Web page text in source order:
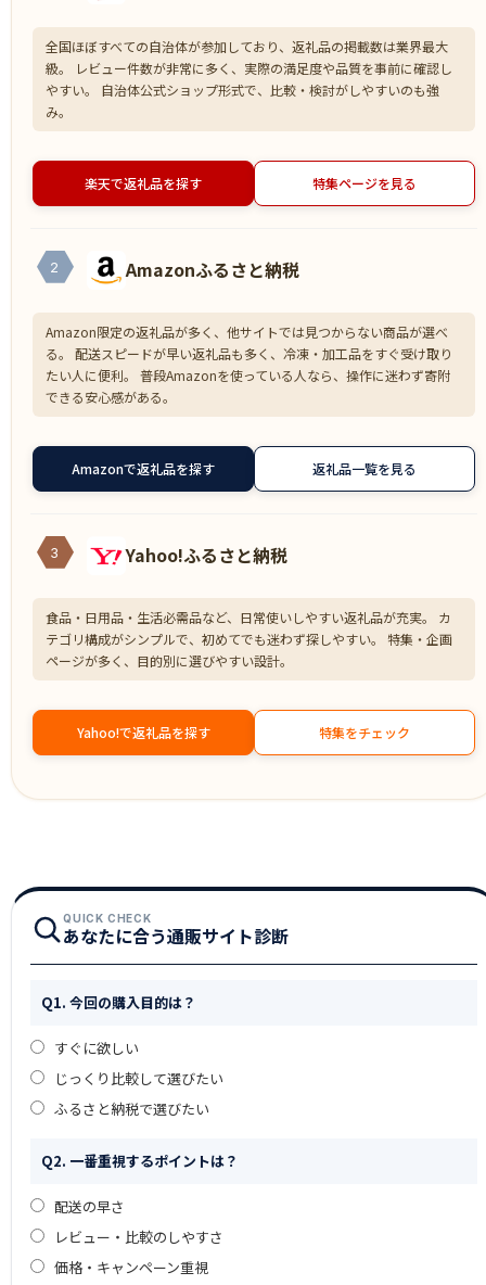
全国ほぼすべての自治体が参加しており、返礼品の掲載数は業界最大
級。 レビュー件数が非常に多く、実際の満足度や品質を事前に確認し
やすい。 自治体公式ショップ形式で、比較・検討がしやすいのも強
み。
楽天で返礼品を探す 特集ページを見る
2 Amazonふるさと納税
Amazon限定の返礼品が多く、他サイトでは見つからない商品が選べ
る。 配送スピードが早い返礼品も多く、冷凍・加工品をすぐ受け取り
たい人に便利。 普段Amazonを使っている人なら、操作に迷わず寄附
できる安心感がある。
Amazonで返礼品を探す 返礼品一覧を見る
3 Yahoo!ふるさと納税
食品・日用品・生活必需品など、日常使いしやすい返礼品が充実。 カ
テゴリ構成がシンプルで、初めてでも迷わず探しやすい。 特集・企画
ページが多く、目的別に選びやすい設計。
Yahoo!で返礼品を探す 特集をチェック
QUICK CHECK
あなたに合う通販サイト診断
Q1. 今回の購入目的は？
すぐに欲しい
じっくり比較して選びたい
ふるさと納税で選びたい
Q2. 一番重視するポイントは？
配送の早さ
レビュー・比較のしやすさ
価格・キャンペーン重視